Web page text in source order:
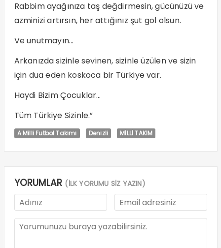
Rabbim ayağınıza taş değdirmesin, gücünüzü ve
azminizi artırsın, her attığınız şut gol olsun.
Ve unutmayın…
Arkanızda sizinle sevinen, sizinle üzülen ve sizin
için dua eden koskoca bir Türkiye var.
Haydi Bizim Çocuklar…
Tüm Türkiye Sizinle.”
A Milli Futbol Takımı Denizli MİLLİ TAKIM
YORUMLAR (İLK YORUMU SİZ YAZIN)